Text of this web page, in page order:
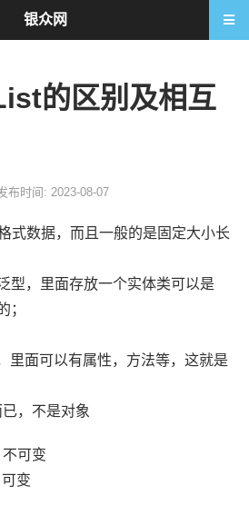
的区别及相互
布时间: 2023-08-07
式数据，而且一般的是固定大小长
型，里面存放一个实体类可以是
；
里面可以有属性，方法等，这就是
，不是对象
可变
变
银众网